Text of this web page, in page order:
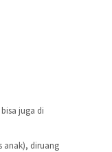
juga di
anak), diruang